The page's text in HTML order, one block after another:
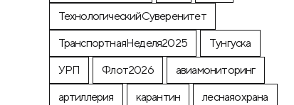
ТехнологическийСуверенитет
ТранспортнаяНеделя2025
Тунгуска
УРП
Флот2026
авиамониторинг
артиллерия
карантин
леснаяохрана